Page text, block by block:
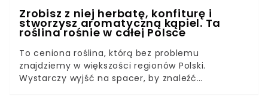
Zrobisz z niej herbatę, konfiturę i
stworzysz aromatyczną kąpiel. Ta
roślina rośnie w całej Polsce
To ceniona roślina, którą bez problemu
znajdziemy w większości regionów Polski.
Wystarczy wyjść na spacer, by znaleźć